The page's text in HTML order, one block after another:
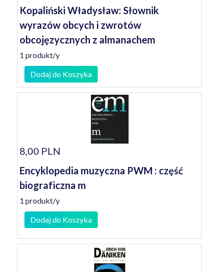
Kopaliński Władysław: Słownik
wyrazów obcych i zwrotów
obcojęzycznych z almanachem
1 produkt/y
Dodaj do Koszyka
8,00 PLN
Encyklopedia muzyczna PWM : część
biograficzna m
1 produkt/y
Dodaj do Koszyka